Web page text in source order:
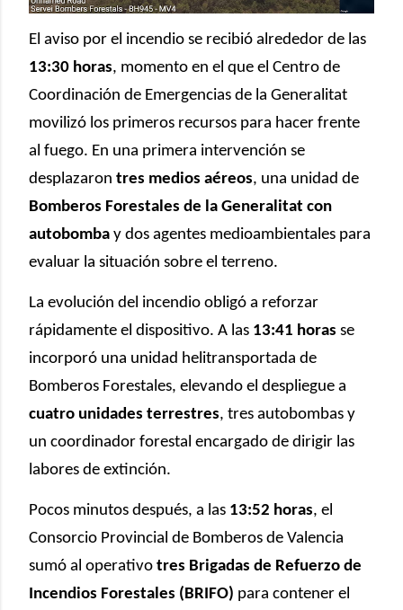
El aviso por el incendio se recibió alrededor de las
13:30 horas, momento en el que el Centro de
Coordinación de Emergencias de la Generalitat
movilizó los primeros recursos para hacer frente
al fuego. En una primera intervención se
desplazaron tres medios aéreos, una unidad de
Bomberos Forestales de la Generalitat con
autobomba y dos agentes medioambientales para
evaluar la situación sobre el terreno.
La evolución del incendio obligó a reforzar
rápidamente el dispositivo. A las 13:41 horas se
incorporó una unidad helitransportada de
Bomberos Forestales, elevando el despliegue a
cuatro unidades terrestres, tres autobombas y
un coordinador forestal encargado de dirigir las
labores de extinción.
Pocos minutos después, a las 13:52 horas, el
Consorcio Provincial de Bomberos de Valencia
sumó al operativo tres Brigadas de Refuerzo de
Incendios Forestales (BRIFO) para contener el